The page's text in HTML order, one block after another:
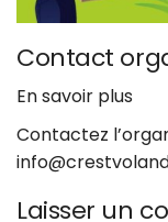
Contact
En savoir plus
Contactez
Laisser un